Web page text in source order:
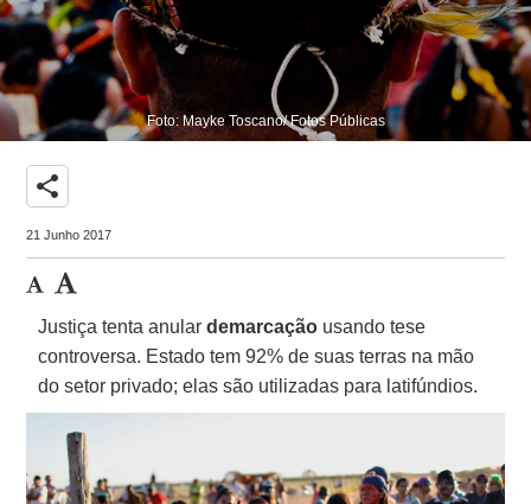
Foto: Mayke Toscano/ Fotos Públicas
share
21 Junho 2017
Justiça tenta anulardemarcação usando tese
controversa. Estado tem 92% de suas terras na mão
do setor privado; elas são utilizadas para latifúndios.